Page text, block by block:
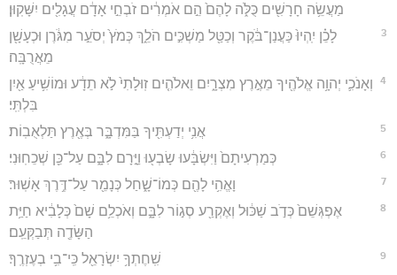
מַעֲשֵׂ֥ה חָרָשִׁ֖ים כֻּלֹּ֑ה לָהֶם֙ הֵ֣ם אֹמְרִ֔ים זֹבְחֵ֣י אָדָ֔ם עֲגָלִ֖ים יִשָּׁקֽוּן׃
3
לָכֵ֗ן יִֽהְיוּ֙ כַּעֲנַן־בֹּ֔קֶר וְכַטַּ֖ל מַשְׁכִּ֣ים הֹלֵ֑ךְ כְּמֹץ֙ יְסֹעֵ֣ר מִגֹּ֔רֶן וּכְעָשָׁ֖ן
מֵאֲרֻבָּֽה׃
4
וְאָנֹכִ֛י יְהוָ֥ה אֱלֹהֶ֖יךָ מֵאֶ֣רֶץ מִצְרָ֑יִם וֵאלֹהִ֤ים זֽוּלָתִי֙ לֹ֣א תֵדָ֔ע וּמוֹשִׁ֥יעַ אַ֖יִן
בִּלְתִּֽי׃
5 אֲנִ֥י יְדַעְתִּ֖יךָ בַּמִּדְבָּ֑ר בְּאֶ֖רֶץ תַּלְאֻבֽוֹת׃
6 כְּמַרְעִיתָם֙ וַיִּשְׂבָּ֔עוּ שָׂבְע֖וּ וַיָּ֣רָם לִבָּ֑ם עַל־כֵּ֖ן שְׁכֵחֽוּנִי׃
7 וָאֱהִ֥י לָהֶ֖ם כְּמוֹ־שָׁ֑חַל כְּנָמֵ֖ר עַל־דֶּ֥רֶךְ אָשֽׁוּר׃
8
אֶפְגְּשֵׁם֙ כְּדֹ֣ב שַׁכּ֔וּל וְאֶקְרַ֖ע סְג֣וֹר לִבָּ֑ם וְאֹכְלֵ֥ם שָׁם֙ כְּלָבִ֔יא חַיַּ֥ת
הַשָּׂדֶ֖ה תְּבַקְּעֵֽם׃
9 שִֽׁחֶתְךָ֥ יִשְׂרָאֵ֖ל כִּֽי־בִ֥י בְעֶזְרֶֽךָ׃